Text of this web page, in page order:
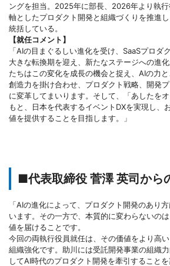
ングを担当。2025年に部長、2026年より執
軸としたプロダクト開発と組織づくりを推進
統括している。
【就任コメント】
「AIの目まぐるしい進化を受け、SaaSプロダ
大きな転換期を迎え、新たなステージへの進
たちはこの変化を成長の機会と捉え、AIの力
創造力を掛け合わせ、プロダクト戦略、開発
に変革してまいります。そして、「あしたを
もと、日本を代表するイベントDXを実現し、
値を提供することを目指します。」
■代表取締役 菅澤 英司から
「AIの進化によって、プロダクト開発のあり
います。その一方で、本質的に変わらないの
値を届けることです。
今回の両執行役員就任は、その価値をより高
組織強化です。助川には受託開発事業の組織
してAI時代のプロダクト開発を牽引することを